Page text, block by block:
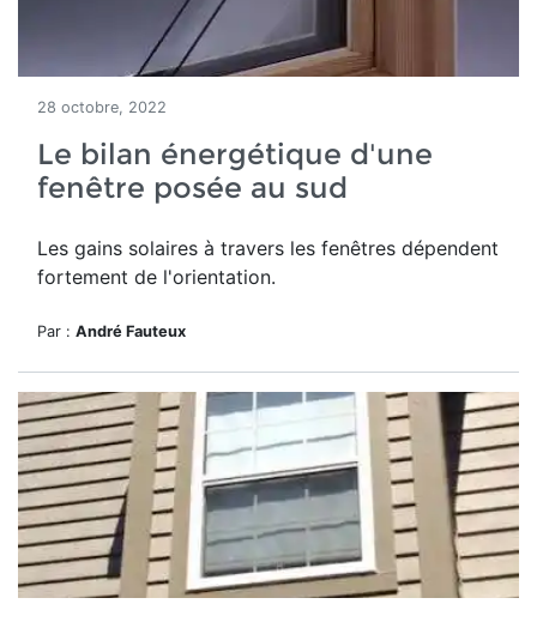
28 octobre, 2022
Le bilan énergétique d'une
fenêtre posée au sud
Les gains solaires à travers les fenêtres dépendent
fortement de l'orientation.
Par : André Fauteux